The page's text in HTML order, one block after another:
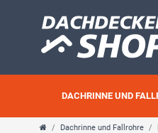
DACHRINNE UND
Dachrinne und Fallrohre